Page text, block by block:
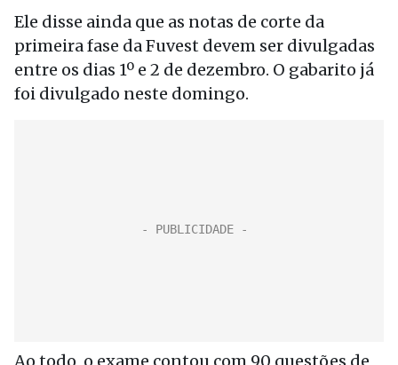
Ele disse ainda que as notas de corte da
primeira fase da Fuvest devem ser divulgadas
entre os dias 1º e 2 de dezembro. O gabarito já
foi divulgado neste domingo.